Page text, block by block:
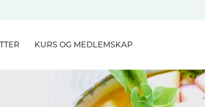
KURS OG MEDLEMSKAP